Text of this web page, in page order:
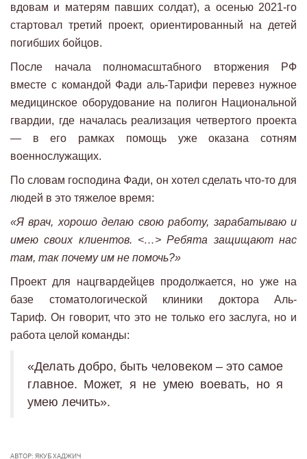
вдовам и матерям павших солдат), а осенью 2021-го
стартовал третий проект, ориентированный на детей
погибших бойцов.
После начала полномасштабного вторжения РФ
вместе с командой Фади аль-Тарифи перевез нужное
медицинское оборудование на полигон Национальной
гвардии, где началась реализация четвертого проекта
— в его рамках помощь уже оказана сотням
военнослужащих.
По словам господина Фади, он хотел сделать что-то для
людей в это тяжелое время:
«Я врач, хорошо делаю свою работу, зарабатываю и
имею своих клиентов. <…> Ребята защищают нас
там, так почему им не помочь?»
Проект для нацгвардейцев продолжается, но уже на
базе стоматологической клиники доктора Аль-
Тариф. Он говорит, что это не только его заслуга, но и
работа целой команды:
«Делать добро, быть человеком – это самое
главное. Может, я не умею воевать, но я
умею лечить».
АВТОР: ЯКУБ ХАДЖИЧ